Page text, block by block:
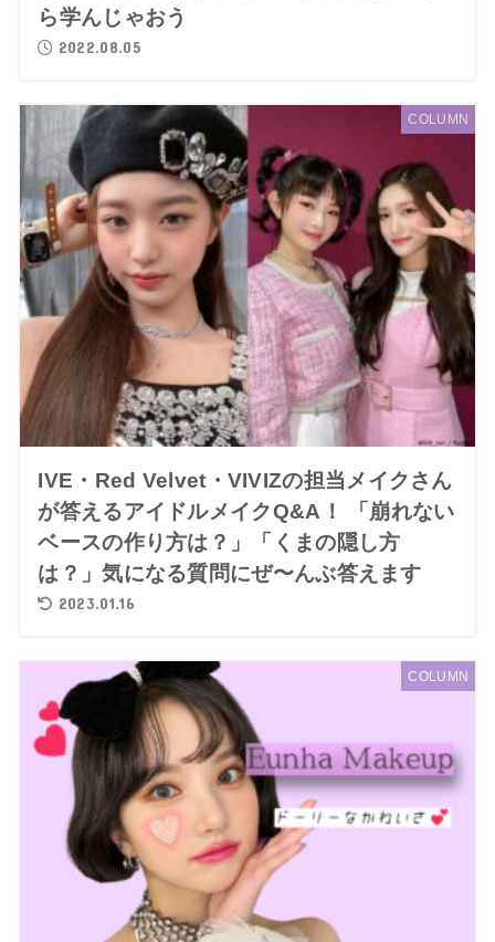
ら学んじゃおう
2022.08.05
COLUMN
IVE・Red Velvet・VIVIZの担当メイクさん
が答えるアイドルメイクQ&A！ 「崩れない
ベースの作り方は？」「くまの隠し方
は？」気になる質問にぜ〜んぶ答えます
2023.01.16
COLUMN